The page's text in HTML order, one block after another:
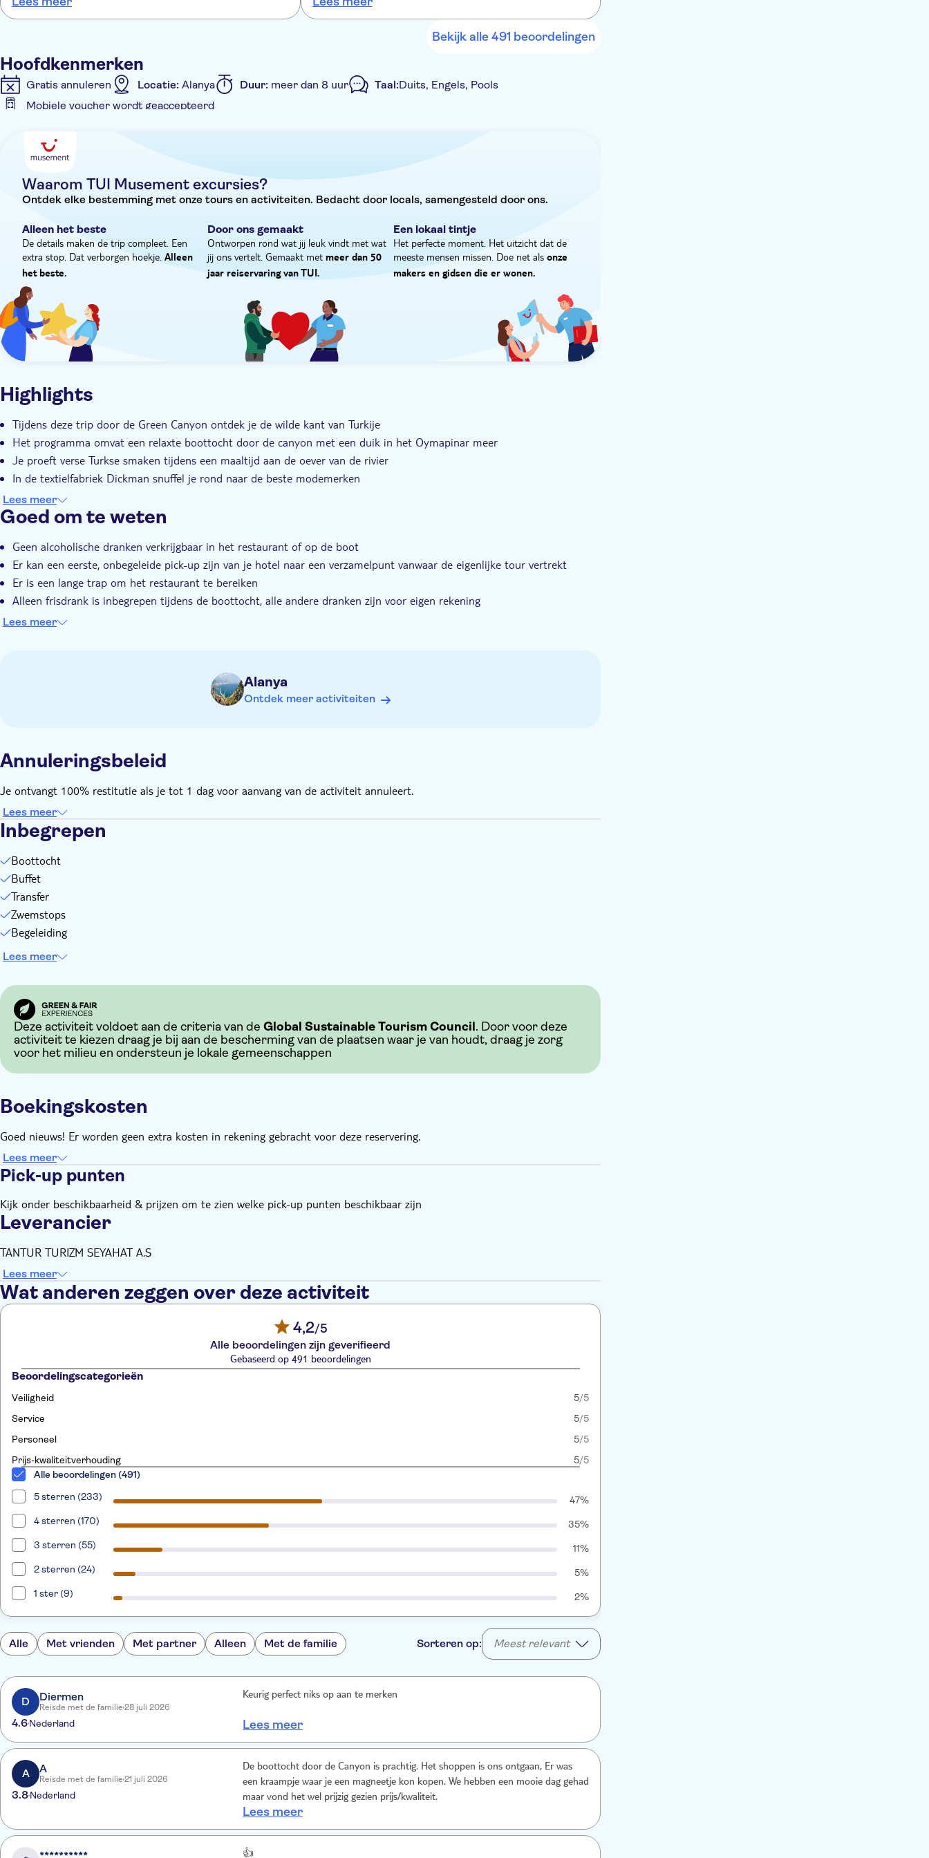
gezien prijs/kwaliteit.
Bekijk alle 491 beoordelingen
Hoofdkenmerken
Gratis annuleren Locatie: Alanya Duur: meer dan 8 uur Taal:Duits, Engels, Pools
Mobiele voucher wordt geaccepteerd
Entree inbegrepen
Waarom TUI Musement excursies?
Ontdek elke bestemming met onze tours en activiteiten. Bedacht door locals, samengesteld door ons.
Alleen het beste
De details maken de trip compleet. Een
extra stop. Dat verborgen hoekje. Alleen
het beste.
Door ons gemaakt
Ontworpen rond wat jij leuk vindt met wat
jij ons vertelt. Gemaakt metmeer dan 50
jaar reiservaring van TUI.
Een lokaal tintje
Het perfecte moment. Het uitzicht dat de
meeste mensen missen. Doe net als onze
makers en gidsen die er wonen.
Highlights
Tijdens deze trip door de Green Canyon ontdek je de wilde kant van Turkije
Het programma omvat een relaxte boottocht door de canyon met een duik in het Oymapinar meer
Je proeft verse Turkse smaken tijdens een maaltijd aan de oever van de rivier
In de textielfabriek Dickman snuffel je rond naar de beste modemerken
Je deskundige lokale gids heeft een ongeëvenaarde kennis van Turkije en zijn natuur
Lees meer
Goed om te weten
Geen alcoholische dranken verkrijgbaar in het restaurant of op de boot
Er kan een eerste, onbegeleide pick-up zijn van je hotel naar een verzamelpunt vanwaar de eigenlijke tour vertrekt
Er is een lange trap om het restaurant te bereiken
Alleen frisdrank is inbegrepen tijdens de boottocht, alle andere dranken zijn voor eigen rekening
Niet geschikt voor rolstoelgebruikers
Neem je zwemspullen en zonnebrandmiddel mee
Lees meer
Alanya
Ontdek meer activiteiten
Annuleringsbeleid
Je ontvangt 100% restitutie als je tot 1 dag voor aanvang van de activiteit annuleert.
Lees meer
Inbegrepen
Boottocht
Buffet
Transfer
Zwemstops
Begeleiding
Lees meer
Deze activiteit voldoet aan de criteria van de Global Sustainable Tourism Council . Door voor deze
activiteit te kiezen draag je bij aan de bescherming van de plaatsen waar je van houdt, draag je zorg
voor het milieu en ondersteun je lokale gemeenschappen
Boekingskosten
Goed nieuws! Er worden geen extra kosten in rekening gebracht voor deze reservering.
Lees meer
Pick-up punten
Kijk onder beschikbaarheid & prijzen om te zien welke pick-up punten beschikbaar zijn
Leverancier
TANTUR TURIZM SEYAHAT A.S
Lees meer
Wat anderen zeggen over deze activiteit
4,2/5
Alle beoordelingen zijn geverifieerd
Gebaseerd op 491 beoordelingen
Beoordelingscategorieën
Veiligheid 5/5
Service
5/5
Personeel
5/5
Prijs-kwaliteitverhouding
5/5
Alle beoordelingen (491)
5 sterren (233)
47%
4 sterren (170)
35%
3 sterren (55)
11%
2 sterren (24)
5%
1 ster (9)
2%
Alle Met vrienden Met partner Alleen Met de familie Sorteren op: Meest relevant
D Diermen
Reisde met de familie 28 juli 2026
4.6Nederland
Keurig perfect niks op aan te merken
Lees meer
A A
Reisde met de familie 21 juli 2026
3.8Nederland
De boottocht door de Canyon is prachtig. Het shoppen is ons ontgaan, Er was
een kraampje waar je een magneetje kon kopen. We hebben een mooie dag gehad
maar vond het wel prijzig gezien prijs/kwaliteit.
Lees meer
👍